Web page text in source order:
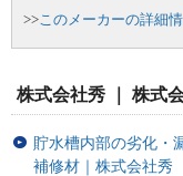
>> このメーカーの詳細
株式会社秀 ｜ 株式
貯水槽内部の劣化・
補修材｜株式会社秀